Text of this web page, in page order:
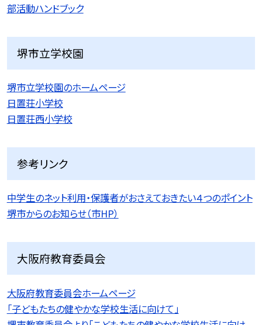
部活動ハンドブック
堺市立学校園
堺市立学校園のホームページ
日置荘小学校
日置荘西小学校
参考リンク
中学生のネット利用・保護者がおさえておきたい４つのポイント
堺市からのお知らせ（市HP）
大阪府教育委員会
大阪府教育委員会ホームページ
「子どもたちの健やかな学校生活に向けて」